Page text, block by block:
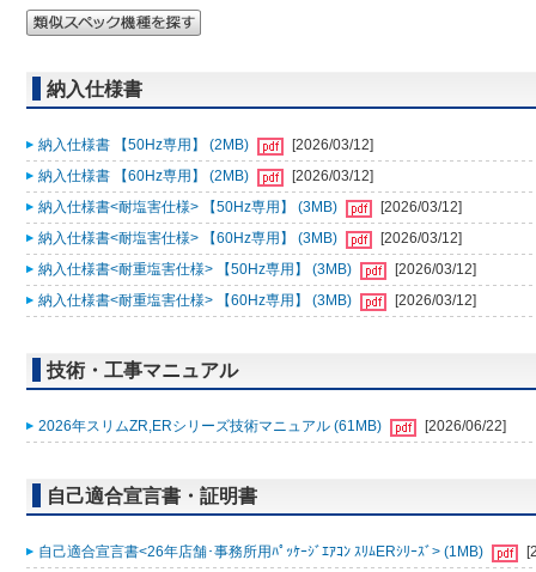
納入仕様書
納入仕様書 【50Hz専用】 (2MB)
[2026/03/12]
納入仕様書 【60Hz専用】 (2MB)
[2026/03/12]
納入仕様書<耐塩害仕様> 【50Hz専用】 (3MB)
[2026/03/12]
納入仕様書<耐塩害仕様> 【60Hz専用】 (3MB)
[2026/03/12]
納入仕様書<耐重塩害仕様> 【50Hz専用】 (3MB)
[2026/03/12]
納入仕様書<耐重塩害仕様> 【60Hz専用】 (3MB)
[2026/03/12]
技術・工事マニュアル
2026年スリムZR,ERシリーズ技術マニュアル (61MB) [2026/06/22]
自己適合宣言書・証明書
自己適合宣言書<26年店舗･事務所用ﾊﾟｯｹｰｼﾞｴｱｺﾝ ｽﾘﾑERｼﾘｰｽﾞ> (1MB)